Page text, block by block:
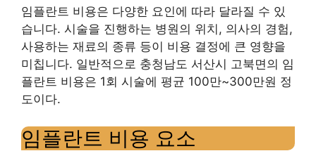
임플란트 비용은 다양한 요인에 따라 달라질 수 있
습니다. 시술을 진행하는 병원의 위치, 의사의 경험,
사용하는 재료의 종류 등이 비용 결정에 큰 영향을
미칩니다. 일반적으로 충청남도 서산시 고북면의 임
플란트 비용은 1회 시술에 평균 100만~300만원 정
도이다.
임플란트 비용 요소